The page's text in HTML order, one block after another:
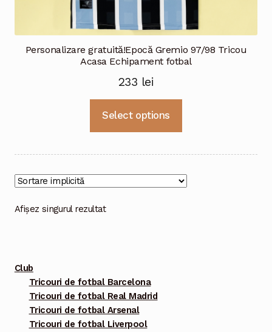
Personalizare gratuită!Epocă Gremio 97/98 Tricou
Acasa Echipament fotbal
233 lei
Select options
mai
multe
variații.
Afișez singurul rezultat
Club
Tricouri de fotbal Barcelona
Tricouri de fotbal Real Madrid
Tricouri de fotbal Arsenal
Tricouri de fotbal Liverpool